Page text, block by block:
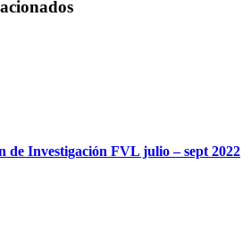
de Investigación FVL julio – sept 2022